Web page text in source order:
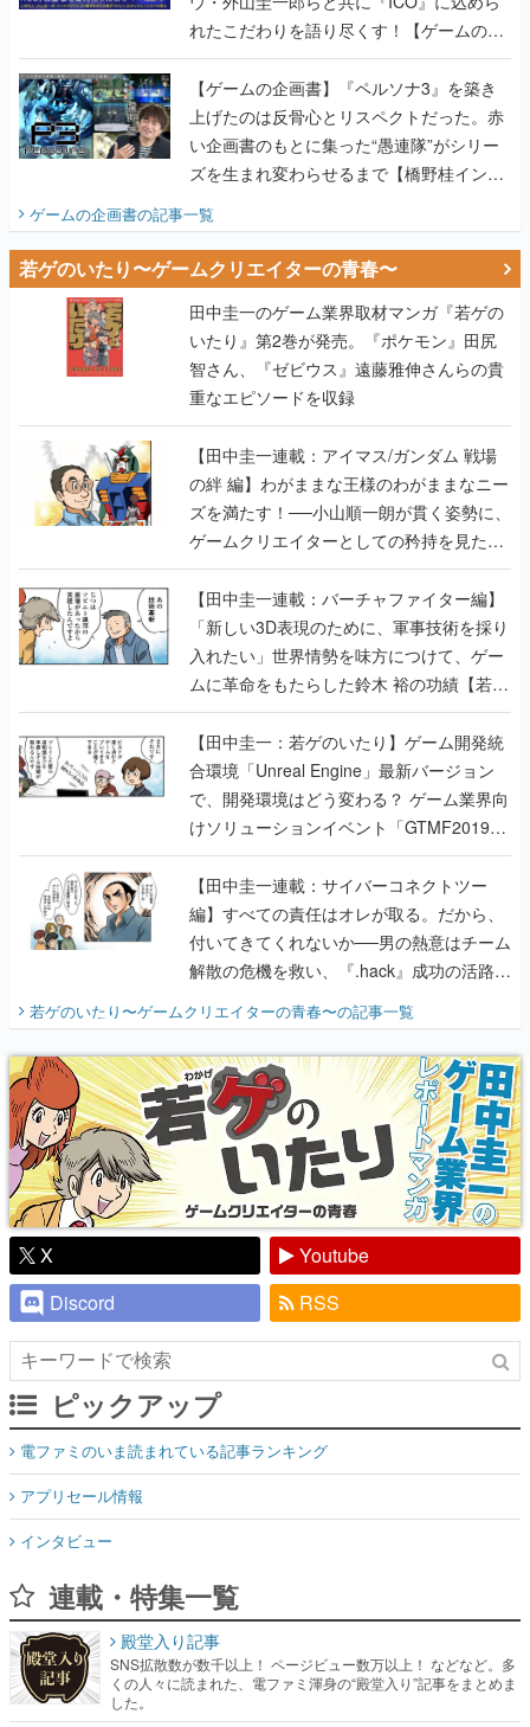
れたこだわりを語り尽くす！【ゲームの企
画書】
【ゲームの企画書】『ペルソナ3』を築き
上げたのは反骨心とリスペクトだった。赤
い企画書のもとに集った“愚連隊”がシリー
ズを生まれ変わらせるまで【橋野桂インタ
ゲームの企画書の記事一覧
若ゲのいたり〜ゲームクリエイターの青春〜
田中圭一のゲーム業界取材マンガ『若ゲの
いたり』第2巻が発売。『ポケモン』田尻
智さん、『ゼビウス』遠藤雅伸さんらの貴
重なエピソードを収録
【田中圭一連載：アイマス/ガンダム 戦場
の絆 編】わがままな王様のわがままなニー
ズを満たす！──小山順一朗が貫く姿勢に、
ゲームクリエイターとしての矜持を見た
【若ゲのいたり最終回】
【田中圭一連載：バーチャファイター編】
「新しい3D表現のために、軍事技術を採り
入れたい」世界情勢を味方につけて、ゲー
ムに革命をもたらした鈴木 裕の功績【若ゲ
のいたり】
【田中圭一：若ゲのいたり】ゲーム開発統
合環境「Unreal Engine」最新バージョン
で、開発環境はどう変わる？ ゲーム業界向
けソリューションイベント「GTMF2019」
に行って、より理解を深めよう【PR】
【田中圭一連載：サイバーコネクトツー
編】すべての責任はオレが取る。だから、
付いてきてくれないか──男の熱意はチーム
解散の危機を救い、『.hack』成功の活路を
『少年ジャンプ』色だった【若ゲのいた
り】
若ゲのいたり〜ゲームクリエイターの青春〜の記事一覧
X
Youtube
Discord
RSS
ピックアップ
電ファミのいま読まれている記事ランキング
アプリセール情報
インタビュー
連載・特集一覧
殿堂入り記事
SNS拡散数が数千以上！ ページビュー数万以上！ などなど。多
くの人々に読まれた、電ファミ渾身の“殿堂入り”記事をまとめま
した。